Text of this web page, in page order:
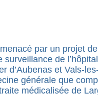
par un projet de
de
d’Aubenas et Vals-
générale que
médicalisée de